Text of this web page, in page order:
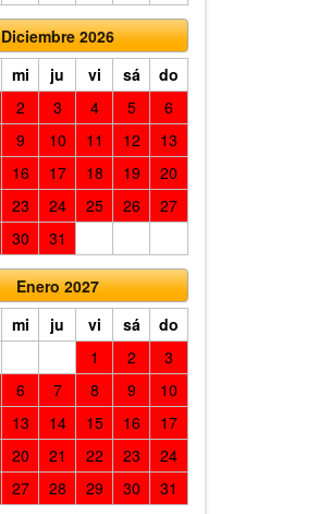
Diciembre 2026
mi ju vi sá
do
2 3 4 5
6
9 10 11 12
13
16 17 18 19
20
23 24 25 26
27
30 31
Enero 2027
mi ju vi sá
do
1
2
3
6 7 8 9
10
13 14 15 16
17
20 21 22 23
24
27 28 29 30 31